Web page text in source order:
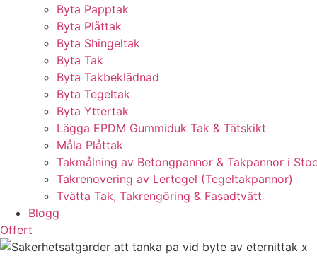
Byta Papptak
Byta Plåttak
Byta Shingeltak
Byta Tak
Byta Takbeklädnad
Byta Tegeltak
Byta Yttertak
Lägga EPDM Gummiduk Tak & Tätskikt
Måla Plåttak
Takmålning av Betongpannor & Takpannor i
Takrenovering av Lertegel (Tegeltakpannor)
Tvätta Tak, Takrengöring & Fasadtvätt
Blogg
Offert